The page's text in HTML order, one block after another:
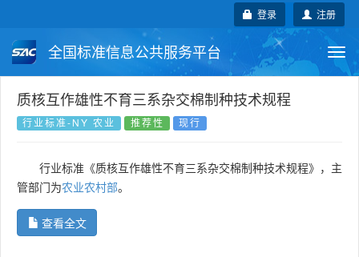
注册
登录
全国标准信息公共服务平台
国家标准 行业标准 地方标准
国外标准 技术委员会
质核互作雄性不育三系杂交棉制种技术规程
行业标准-NY 农业 推荐性 现行
行业标准《质核互作雄性不育三系杂交棉制种技术规程》，主
管部门为农业农村部。
查看全文